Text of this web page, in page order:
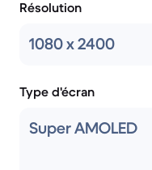
Résolution
1080 x 2400
Type d'écran
Super AMOLED